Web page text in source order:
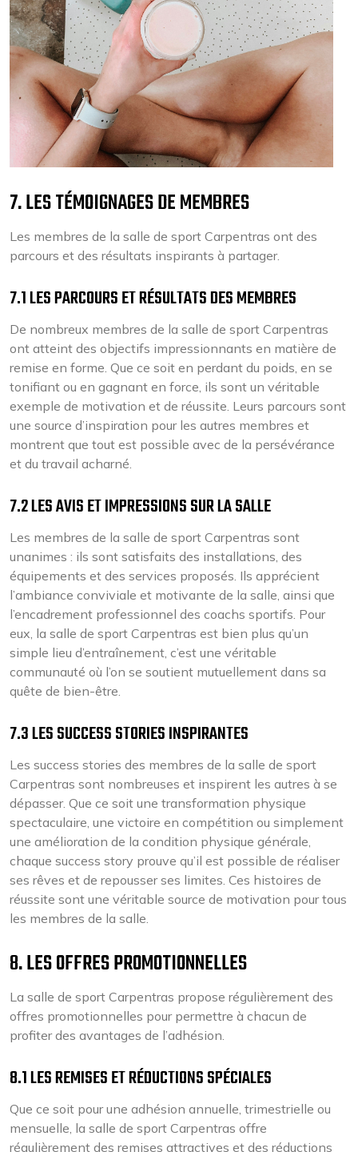
7. LES TÉMOIGNAGES DE MEMBRES
Les membres de la salle de sport Carpentras ont des
parcours et des résultats inspirants à partager.
7.1 LES PARCOURS ET RÉSULTATS DES MEMBRES
De nombreux membres de la salle de sport Carpentras
ont atteint des objectifs impressionnants en matière de
remise en forme. Que ce soit en perdant du poids, en se
tonifiant ou en gagnant en force, ils sont un véritable
exemple de motivation et de réussite. Leurs parcours sont
une source d’inspiration pour les autres membres et
montrent que tout est possible avec de la persévérance
et du travail acharné.
7.2 LES AVIS ET IMPRESSIONS SUR LA SALLE
Les membres de la salle de sport Carpentras sont
unanimes : ils sont satisfaits des installations, des
équipements et des services proposés. Ils apprécient
l’ambiance conviviale et motivante de la salle, ainsi que
l’encadrement professionnel des coachs sportifs. Pour
eux, la salle de sport Carpentras est bien plus qu’un
simple lieu d’entraînement, c’est une véritable
communauté où l’on se soutient mutuellement dans sa
quête de bien-être.
7.3 LES SUCCESS STORIES INSPIRANTES
Les success stories des membres de la salle de sport
Carpentras sont nombreuses et inspirent les autres à se
dépasser. Que ce soit une transformation physique
spectaculaire, une victoire en compétition ou simplement
une amélioration de la condition physique générale,
chaque success story prouve qu’il est possible de réaliser
ses rêves et de repousser ses limites. Ces histoires de
réussite sont une véritable source de motivation pour tous
les membres de la salle.
8. LES OFFRES PROMOTIONNELLES
La salle de sport Carpentras propose régulièrement des
offres promotionnelles pour permettre à chacun de
profiter des avantages de l’adhésion.
8.1 LES REMISES ET RÉDUCTIONS SPÉCIALES
Que ce soit pour une adhésion annuelle, trimestrielle ou
mensuelle, la salle de sport Carpentras offre
régulièrement des remises attractives et des réductions